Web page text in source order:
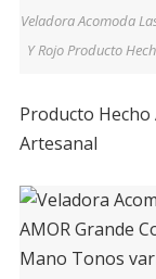
Veladora Acomoda
Y Rojo Producto
Producto
Artesanal